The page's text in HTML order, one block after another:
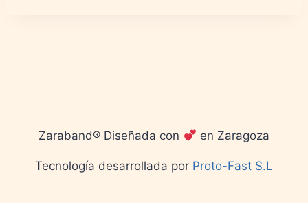
Zaraband® Diseñada con en Zaragoza
Tecnología desarrollada por Proto-Fast S.L